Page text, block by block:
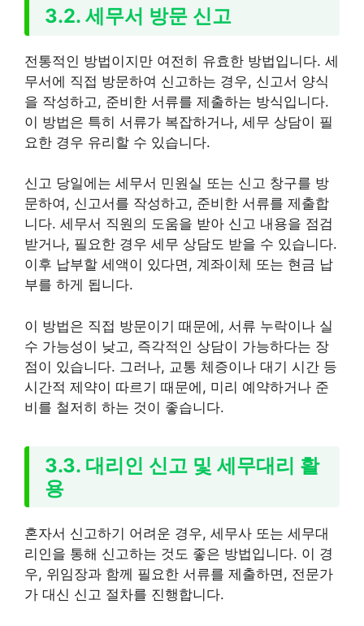
3.2. 세무서 방문 신고
전통적인 방법이지만 여전히 유효한 방법입니다. 세
무서에 직접 방문하여 신고하는 경우, 신고서 양식
을 작성하고, 준비한 서류를 제출하는 방식입니다.
이 방법은 특히 서류가 복잡하거나, 세무 상담이 필
요한 경우 유리할 수 있습니다.
신고 당일에는 세무서 민원실 또는 신고 창구를 방
문하여, 신고서를 작성하고, 준비한 서류를 제출합
니다. 세무서 직원의 도움을 받아 신고 내용을 점검
받거나, 필요한 경우 세무 상담도 받을 수 있습니다.
이후 납부할 세액이 있다면, 계좌이체 또는 현금 납
부를 하게 됩니다.
이 방법은 직접 방문이기 때문에, 서류 누락이나 실
수 가능성이 낮고, 즉각적인 상담이 가능하다는 장
점이 있습니다. 그러나, 교통 체증이나 대기 시간 등
시간적 제약이 따르기 때문에, 미리 예약하거나 준
비를 철저히 하는 것이 좋습니다.
3.3. 대리인 신고 및 세무대리 활
용
혼자서 신고하기 어려운 경우, 세무사 또는 세무대
리인을 통해 신고하는 것도 좋은 방법입니다. 이 경
우, 위임장과 함께 필요한 서류를 제출하면, 전문가
가 대신 신고 절차를 진행합니다.